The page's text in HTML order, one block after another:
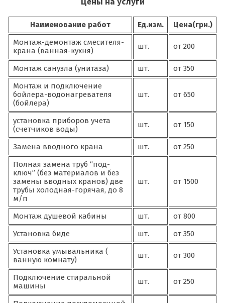
Наименование работ Ед.изм.
Цена(грн.)
Монтаж-демонтаж смесителя-
крана (ванная-кухня)
шт. от 200
Монтаж санузла (унитаза) шт.
от 350
Монтаж и подключение
бойлера-водонагревателя
(бойлера)
шт. от 650
установка приборов учета
(счетчиков воды)
шт. от 150
Замена вводного крана шт.
от 250
Полная замена труб “под-
ключ” (без материалов и без
замены вводных кранов) две
трубы холодная-горячая, до 8
м/п
шт. от 1500
Монтаж душевой кабины шт.
от 800
Установка биде
шт.
от 350
Установка умывальника (
ванную комнату)
шт. от 300
Подключение стиральной
машины
шт. от 250